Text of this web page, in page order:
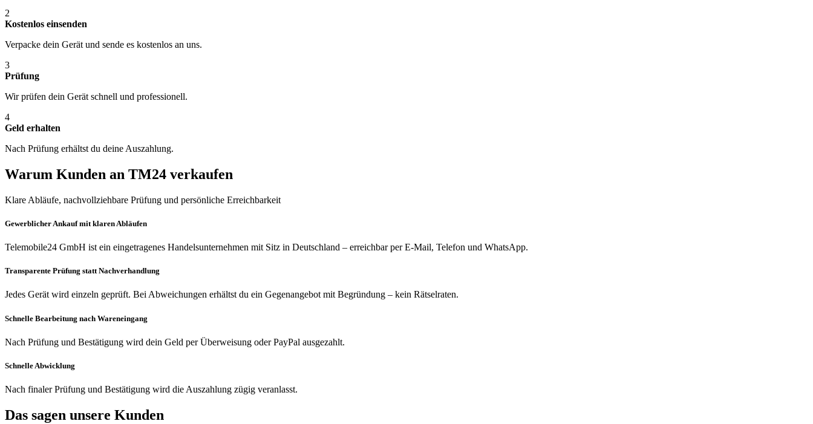
2
Kostenlos einsenden
Verpacke dein Gerät und sende es kostenlos an uns.
3
Prüfung
Wir prüfen dein Gerät schnell und professionell.
4
Geld erhalten
Nach Prüfung erhältst du deine Auszahlung.
Warum Kunden an TM24 verkaufen
Klare Abläufe, nachvollziehbare Prüfung und persönliche Erreichbarkeit
Gewerblicher Ankauf mit klaren Abläufen
Telemobile24 GmbH ist ein eingetragenes Handelsunternehmen mit Sitz in Deutschland – erreichbar per E-Mail, Telefon und WhatsApp.
Transparente Prüfung statt Nachverhandlung
Jedes Gerät wird einzeln geprüft. Bei Abweichungen erhältst du ein Gegenangebot mit Begründung – kein Rätselraten.
Schnelle Bearbeitung nach Wareneingang
Nach Prüfung und Bestätigung wird dein Geld per Überweisung oder PayPal ausgezahlt.
Schnelle Abwicklung
Nach finaler Prüfung und Bestätigung wird die Auszahlung zügig veranlasst.
Das sagen unsere Kunden